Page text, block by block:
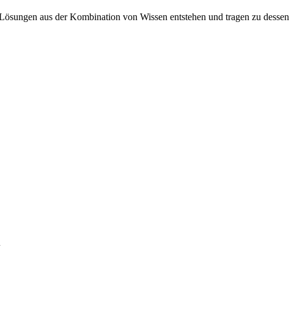
aus der Kombination von Wissen entstehen und tragen zu dessen